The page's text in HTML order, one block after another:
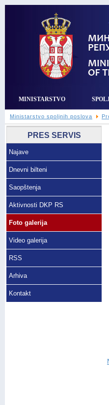
MINISTARSTVO
Ministarstvo spoljnih poslova
PRES SERVIS
Najave
Dnevni bilteni
Saopštenja
Aktivnosti DKP RS
Foto galerija
Video galerija
RSS
Arhiva
Kontakt